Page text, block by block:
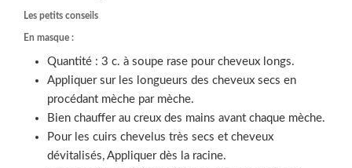
Les petits conseils
En masque :
Quantité : 3 c. à soupe rase pour cheveux longs.
Appliquer sur les longueurs des cheveux secs en
procédant mèche par mèche.
Bien chauffer au creux des mains avant chaque mèche.
Pour les cuirs chevelus très secs et cheveux
dévitalisés, Appliquer dès la racine.